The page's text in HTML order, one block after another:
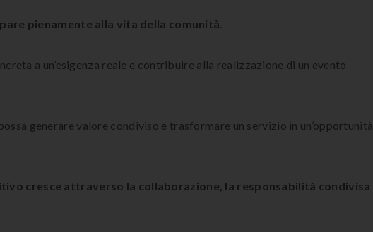
pienamente alla vita della comunità.
a un’esigenza reale e contribuire alla realizzazione di un evento
generare valore condiviso e trasformare un servizio in un’opportunità
cresce attraverso la collaborazione, la responsabilità condivisa